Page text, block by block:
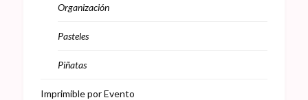
Organización
Pasteles
Piñatas
Imprimible por Evento